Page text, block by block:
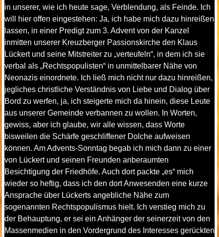
in unserer, wie ich heute sage, Verblendung, als Feinde. Ich
will hier offen eingestehen: Ja, ich habe mich dazu hinreißen
lassen, in einer Predigt zum 3. Advent von der Kanzel
inmitten unserer Kreuzberger Passionskirche den Klaus
Lückert und seine Mitstreiter zu „verteufeln“, in dem ich sie
verbal als „Rechtspopulisten“ in unmittelbarer Nähe von
Neonazis einordnete. Ich ließ mich nicht nur dazu hinreißen,
jegliches christliche Verständnis von Liebe und Dialog über
Bord zu werfen, ja, ich steigerte mich da hinein, diese Leute
aus unserer Gemeinde verbannen zu wollen. In Worten,
gewiss, aber ich glaube, wir alle wissen, dass Worte
bisweilen die Schärfe geschliffener Dolche aufweisen
können. Am Advents-Sonntag begab ich mich dann zu einer
von Lückert und seinen Freunden anberaumten
Besichtigung der Friedhöfe. Auch dort packte „es“ mich
wieder so heftig, dass ich den dort Anwesenden eine kurze
Ansprache über Lückerts angebliche Nähe zum
sogenannten Rechtspopulismus hielt. Ich verstieg mich zu
der Behauptung, er sei ein Anhänger der seinerzeit von den
Massenmedien in den Vordergrund des Interesses gerückten